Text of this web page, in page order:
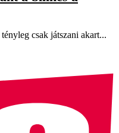
csak játszani akart...